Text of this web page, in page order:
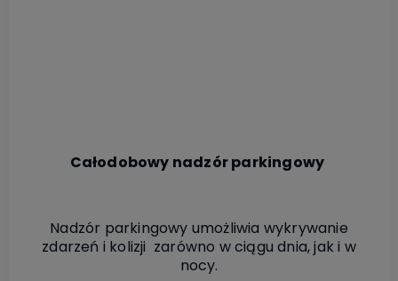
Całodobowy nadzór parkingowy
Nadzór parkingowy umożliwia wykrywanie
zdarzeń i kolizji zarówno w ciągu dnia, jak i w
nocy.